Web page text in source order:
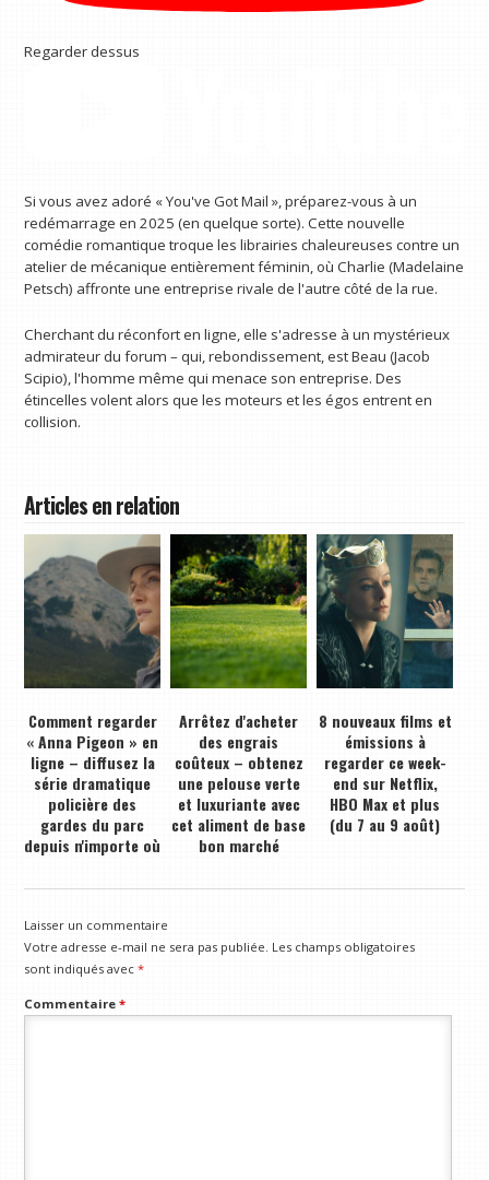
Regarder dessus
Si vous avez adoré « You've Got Mail », préparez-vous à un
redémarrage en 2025 (en quelque sorte). Cette nouvelle
comédie romantique troque les librairies chaleureuses contre un
atelier de mécanique entièrement féminin, où Charlie (Madelaine
Petsch) affronte une entreprise rivale de l'autre côté de la rue.
Cherchant du réconfort en ligne, elle s'adresse à un mystérieux
admirateur du forum – qui, rebondissement, est Beau (Jacob
Scipio), l'homme même qui menace son entreprise. Des
étincelles volent alors que les moteurs et les égos entrent en
collision.
Articles en relation
Comment regarder
« Anna Pigeon » en
ligne – diffusez la
série dramatique
policière des
gardes du parc
depuis n'importe où
Arrêtez d'acheter
des engrais
coûteux – obtenez
une pelouse verte
et luxuriante avec
cet aliment de base
bon marché
8 nouveaux films et
émissions à
regarder ce week-
end sur Netflix,
HBO Max et plus
(du 7 au 9 août)
Laisser un commentaire
Votre adresse e-mail ne sera pas publiée. Les champs obligatoires
sont indiqués avec*
Commentaire*